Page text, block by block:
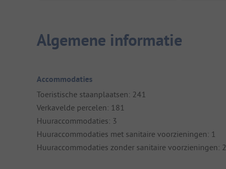
Algemene informatie
Accommodaties
Toeristische staanplaatsen: 241
Verkavelde percelen: 181
Huuraccommodaties: 3
Huuraccommodaties met sanitaire voorzieningen: 1
Huuraccommodaties zonder sanitaire voorzieningen: 2